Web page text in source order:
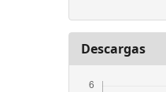
Descargas